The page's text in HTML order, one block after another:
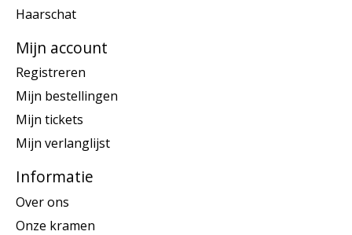
Haarschat
Mijn account
Registreren
Mijn bestellingen
Mijn tickets
Mijn verlanglijst
Informatie
Over ons
Onze kramen